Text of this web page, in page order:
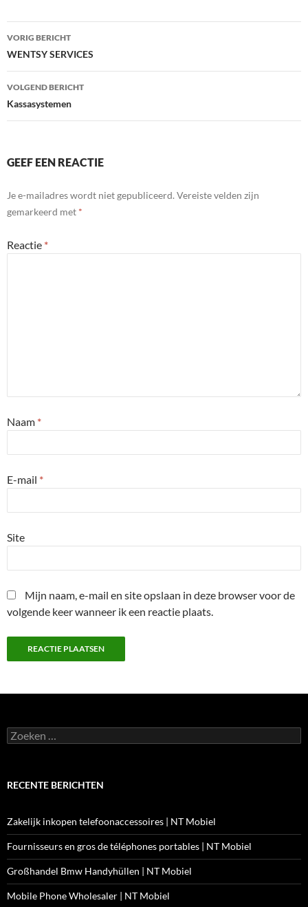
Bericht
navigatie
VORIG BERICHT
WENTSY SERVICES
VOLGEND BERICHT
Kassasystemen
GEEF EEN REACTIE
Je e-mailadres wordt niet gepubliceerd. Vereiste velden zijn
gemarkeerd met *
Reactie *
Naam *
E-mail *
Site
Mijn naam, e-mail en site opslaan in deze browser voor de
volgende keer wanneer ik een reactie plaats.
Zoeken
naar:
RECENTE BERICHTEN
Zakelijk inkopen telefoonaccessoires | NT Mobiel
Fournisseurs en gros de téléphones portables | NT Mobiel
Großhandel Bmw Handyhüllen | NT Mobiel
Mobile Phone Wholesaler | NT Mobiel